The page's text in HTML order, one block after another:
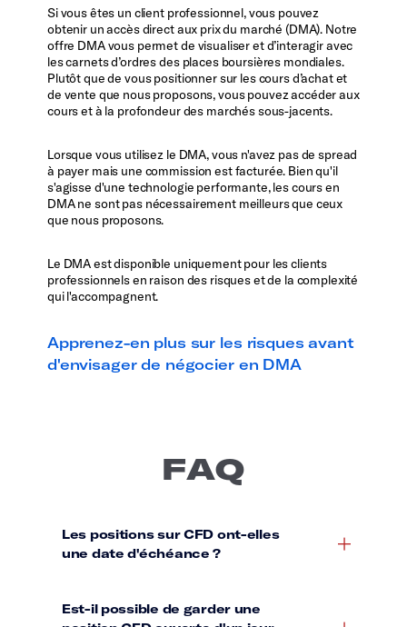
Si vous êtes un client professionnel, vous pouvez
obtenir un accès direct aux prix du marché (DMA). Notre
offre DMA vous permet de visualiser et d’interagir avec
les carnets d’ordres des places boursières mondiales.
Plutôt que de vous positionner sur les cours d’achat et
de vente que nous proposons, vous pouvez accéder aux
cours et à la profondeur des marchés sous-jacents.
Lorsque vous utilisez le DMA, vous n'avez pas de spread
à payer mais une commission est facturée. Bien qu'il
s'agisse d'une technologie performante, les cours en
DMA ne sont pas nécessairement meilleurs que ceux
que nous proposons.
Le DMA est disponible uniquement pour les clients
professionnels en raison des risques et de la complexité
qui l'accompagnent.
Apprenez-en plus sur les risques avant
d'envisager de négocier en DMA
FAQ